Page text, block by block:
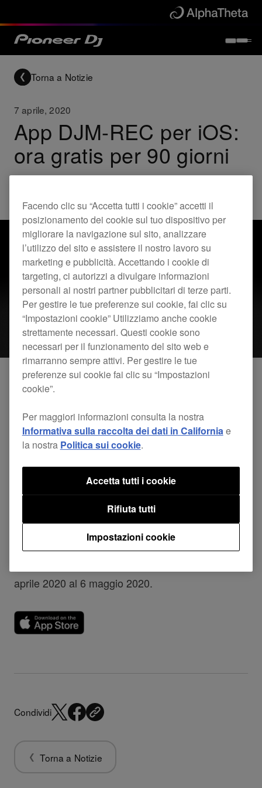
Torna a Notizie
7 aprile, 2020
App DJM-REC per iOS:
ora gratis per 90 giorni
Buone notizie: abbiamo prolungato il periodo di
prova gratuita perDJM-RECda 30 a 90 giorni e
abbiamo resettato la cronologia di utilizzo. Quindi,
se in passato ti sei avvalso della prova gratuita,
puoi riutilizzarla, questa volta per 90 giorni.
Speriamo che questo giovi alla tua produzione e
allo streaming live dei mix.
aprile 2020 al 6 maggio 2020.
Condividi
Torna a Notizie
Facendo clic su “Accetta tutti i cookie” accetti il
posizionamento dei cookie sul tuo dispositivo per
migliorare la navigazione sul sito, analizzare
l’utilizzo del sito e assistere il nostro lavoro su
marketing e pubblicità. Accettando i cookie di
targeting, ci autorizzi a divulgare informazioni
personali ai nostri partner pubblicitari di terze parti.
Per gestire le tue preferenze sui cookie, fai clic su
“Impostazioni cookie” Utilizziamo anche cookie
strettamente necessari. Questi cookie sono
necessari per il funzionamento del sito web e
rimarranno sempre attivi. Per gestire le tue
preferenze sui cookie fai clic su “Impostazioni
cookie”.
Per maggiori informazioni consulta la nostra
Informativa sulla raccolta dei dati in Californiae
la nostra Politica sui cookie.
Impostazioni cookie
Rifiuta tutti
Accetta tutti i cookie